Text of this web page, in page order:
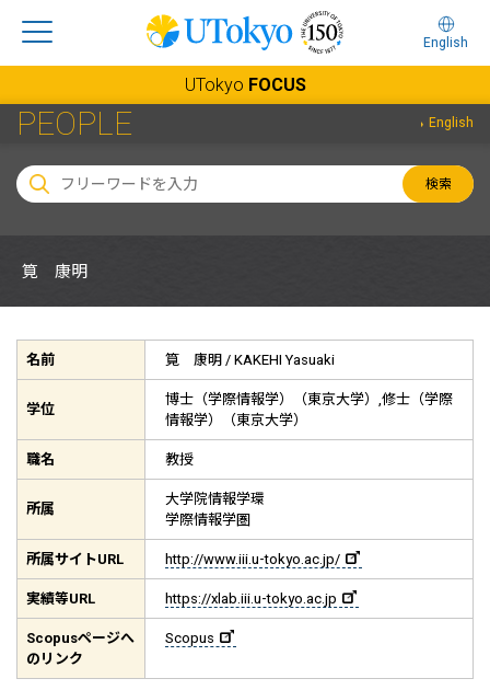
English
UTokyo FOCUS
PEOPLE English
検索
筧 康明
名前 筧 康明 / KAKEHI Yasuaki
学位
博士（学際情報学）（東京大学）,修士（学際
情報学）（東京大学）
職名 教授
所属
大学院情報学環
学際情報学圏
所属サイトURL http://www.iii.u-tokyo.ac.jp/
実績等URL https://xlab.iii.u-tokyo.ac.jp
Scopusページへ
のリンク
Scopus